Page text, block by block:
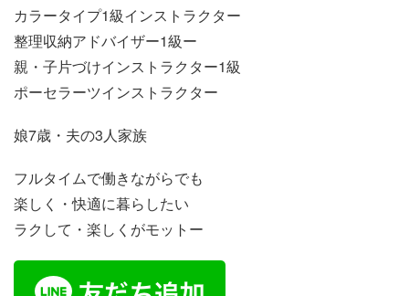
カラータイプ1級インストラクター
整理収納アドバイザー1級ー
親・子片づけインストラクター1級
ポーセラーツインストラクター
娘7歳・夫の3人家族
フルタイムで働きながらでも
楽しく・快適に暮らしたい
ラクして・楽しくがモットー